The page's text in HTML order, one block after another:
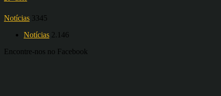
Notícias 3345
Notícias 2.146
Encontre-nos no Facebook